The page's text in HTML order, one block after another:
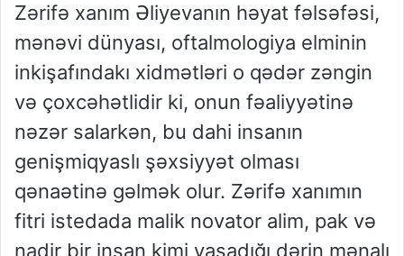
Zərifə xanım Əliyevanın həyat fəlsəfəsi,
mənəvi dünyası, oftalmologiya elminin
inkişafındakı xidmətləri o qədər zəngin
və çoxcəhətlidir ki, onun fəaliyyətinə
nəzər salarkən, bu dahi insanın
genişmiqyaslı şəxsiyyət olması
qənaətinə gəlmək olur. Zərifə xanımın
fitri istedada malik novator alim, pak və
nadir bir insan kimi yaşadığı dərin mənalı